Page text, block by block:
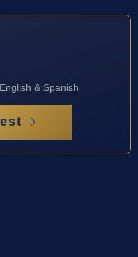
& Spanish